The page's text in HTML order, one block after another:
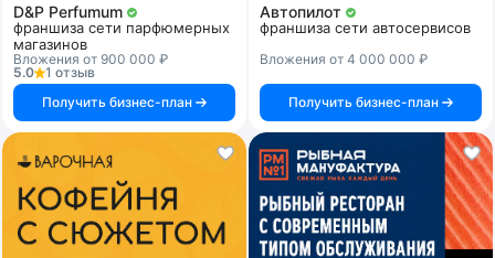
D&P Perfumum
франшиза сети парфюмерных
магазинов
Вложения от 900 000 ₽
5.0
1 отзыв
Получить бизнес-план
Автопилот
франшиза сети автосервисов
Вложения от 4 000 000 ₽
Получить бизнес-план